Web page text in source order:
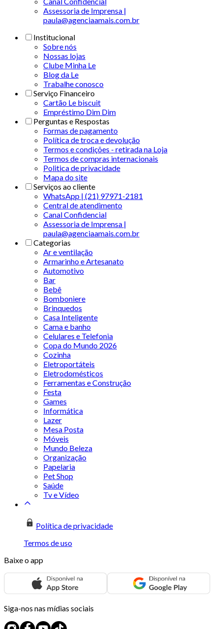
Assessoria de Imprensa |
paula@agenciaamais.com.br
Institucional
Sobre nós
Nossas lojas
Clube Minha Le
Blog da Le
Trabalhe conosco
Serviço Financeiro
Cartão Le biscuit
Empréstimo Dim Dim
Perguntas e Respostas
Formas de pagamento
Política de troca e devolução
Termos e condições - retirada na Loja
Termos de compras internacionais
Politica de privacidade
Mapa do site
Serviços ao cliente
WhatsApp | (21) 97971-2181
Central de atendimento
Canal Confidencial
Assessoria de Imprensa |
paula@agenciaamais.com.br
Categorias
Ar e ventilação
Armarinho e Artesanato
Automotivo
Bar
Bebê
Bomboniere
Brinquedos
Casa Inteligente
Cama e banho
Celulares e Telefonia
Copa do Mundo 2026
Cozinha
Eletroportáteis
Eletrodomésticos
Ferramentas e Construção
Festa
Games
Informática
Lazer
Mesa Posta
Móveis
Mundo Beleza
Organização
Papelaria
Pet Shop
Saúde
Tv e Vídeo
Política de privacidade
Termos de uso
Baixe o app
Siga-nos nas mídias sociais